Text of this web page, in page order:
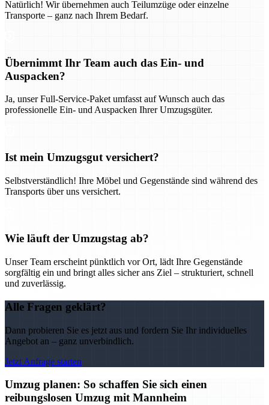
Natürlich! Wir übernehmen auch Teilumzüge oder einzelne
Transporte – ganz nach Ihrem Bedarf.
Übernimmt Ihr Team auch das Ein- und
Auspacken?
Ja, unser Full-Service-Paket umfasst auf Wunsch auch das
professionelle Ein- und Auspacken Ihrer Umzugsgüter.
Ist mein Umzugsgut versichert?
Selbstverständlich! Ihre Möbel und Gegenstände sind während des
Transports über uns versichert.
Wie läuft der Umzugstag ab?
Unser Team erscheint pünktlich vor Ort, lädt Ihre Gegenstände
sorgfältig ein und bringt alles sicher ans Ziel – strukturiert, schnell
und zuverlässig.
Alle Fragen geklärt?
Dann probieren Sie es jetzt aus und fordern Sie Ihr individuelles
Angebot an – ganz unverbindlich.
Jetzt Anfrage starten
Umzug planen: So schaffen Sie sich einen
reibungslosen Umzug mit Mannheim